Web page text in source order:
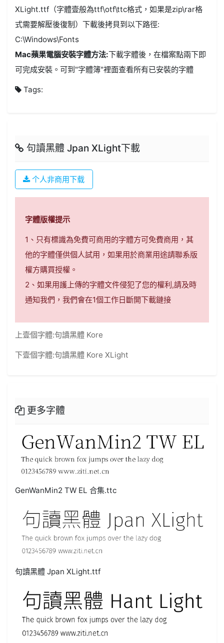
XLight.ttf（字體壹般為ttf\otf\ttc格式，如果是zip\rar格
式需要解壓後復制）下載後拷貝到以下路徑:
C:\Windows\Fonts
Mac蘋果電腦安裝字體方法:下載字體後，在檔案點兩下即
可完成安裝。可到"字體簿"裡面查看所有已安裝的字體
Tags:
句讀黑體 Jpan XLight下載
个人非商用下载
字體版權提示
1、只有標識為免費可商用的字體方可免費商用，其
他的字體僅供個人試用，如果用於商業用途請聯系版
權方購買授權。
2、如果用護上傳的字體文件侵犯了您的權利,請及時
通知我們，我們會在1個工作日斷開下載鏈接
上壹個字體:句讀黑體 Kore
下壹個字體:句讀黑體 Kore XLight
更多字體
GenWanMin2 TW EL 合集.ttc
句讀黑體 Jpan XLight.ttf